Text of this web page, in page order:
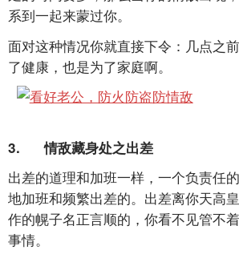
系到一起来蒙过你。
面对这种情况你就直接下令：几点之
了健康，也是为了家庭啊。
3. 情敌藏身处之出差
出差的道理和加班一样，一个负责任
地加班和频繁出差的。出差离你天高
作的幌子名正言顺的，你看不见管不
事情。